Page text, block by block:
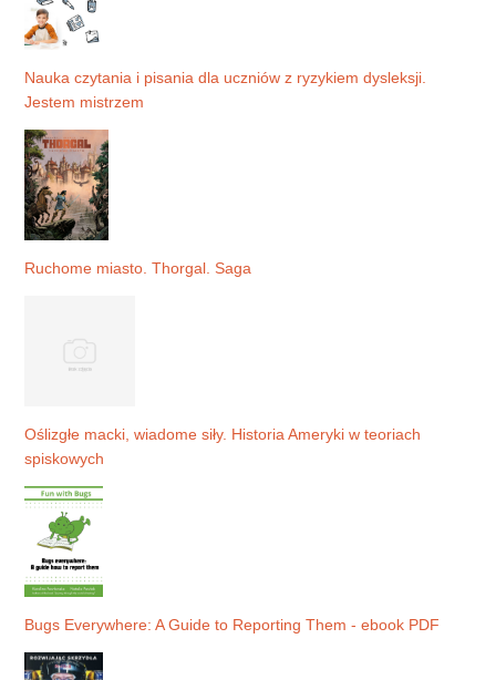
Nauka czytania i pisania dla uczniów z ryzykiem dysleksji.
Jestem mistrzem
Ruchome miasto. Thorgal. Saga
Oślizgłe macki, wiadome siły. Historia Ameryki w teoriach
spiskowych
Bugs Everywhere: A Guide to Reporting Them - ebook PDF